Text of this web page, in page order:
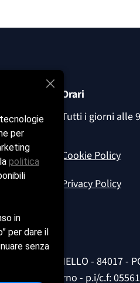
Orari
Tutti i giorni alle
Cookie Policy
Privacy Policy
VIA FORNIELLO - 84017
Salerno - p.i/c.f:
per
politica
in
per dare il
senza